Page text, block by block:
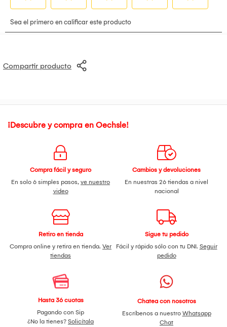
Compartir producto
¡Descubre y compra en Oechsle!
Compra fácil y seguro
En solo 6 simples pasos, ve nuestro
video
Cambios y devoluciones
En nuestras 26 tiendas a nivel
nacional
Retiro en tienda
Compra online y retira en tienda. Ver
tiendas
Sigue tu pedido
Fácil y rápido sólo con tu DNI. Seguir
pedido
Hasta 36 cuotas
Pagando con Sip
¿No la tienes? Solicítala
Chatea con nosotros
Escríbenos a nuestro Whatsapp
Chat